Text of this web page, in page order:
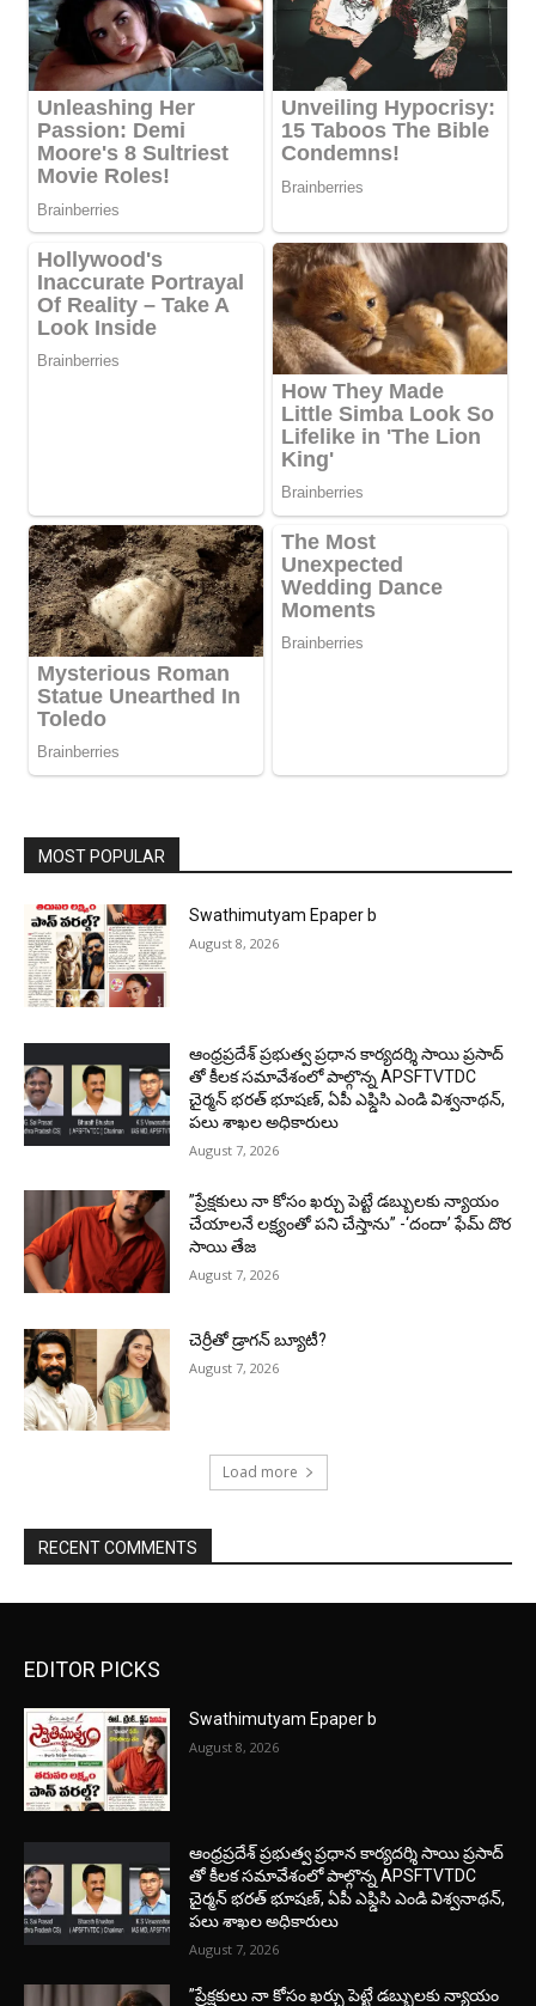
MOST POPULAR
Swathimutyam Epaper b
August 8, 2026
ఆంధ్రప్రదేశ్ ప్రభుత్వ ప్రధాన కార్యదర్శి సాయి ప్రసాద్
తో కీలక సమావేశంలో పాల్గొన్న APSFTVTDC
చైర్మన్ భరత్ భూషణ్, ఏపీ ఎఫ్డిసి ఎండి విశ్వనాథన్,
పలు శాఖల అధికారులు
August 7, 2026
”ప్రేక్షకులు నా కోసం ఖర్చు పెట్టే డబ్బులకు న్యాయం
చేయాలనే లక్ష్యంతో పని చేస్తాను” -‘దందా’ ఫేమ్ దొర
సాయి తేజ
August 7, 2026
చెర్రీతో డ్రాగన్ బ్యూటీ?
August 7, 2026
Load more
RECENT COMMENTS
EDITOR PICKS
Swathimutyam Epaper b
August 8, 2026
ఆంధ్రప్రదేశ్ ప్రభుత్వ ప్రధాన కార్యదర్శి సాయి ప్రసాద్
తో కీలక సమావేశంలో పాల్గొన్న APSFTVTDC
చైర్మన్ భరత్ భూషణ్, ఏపీ ఎఫ్డిసి ఎండి విశ్వనాథన్,
పలు శాఖల అధికారులు
August 7, 2026
”ప్రేక్షకులు నా కోసం ఖర్చు పెట్టే డబ్బులకు న్యాయం